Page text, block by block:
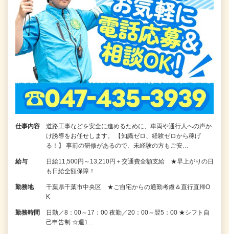
仕事内容
道路工事などを安全に進めるために、車両や通行人への声か
け誘導をお任せします。 【知識ゼロ、経験ゼロから稼げ
る！】 事前の研修があるので、未経験の方もご安…
給与
日給11,500円～13,210円＋交通費全額支給 ★早上がりの日
も日給全額保障！
勤務地
千葉県千葉市中央区 ★ご自宅からの通勤考慮＆直行直帰O
K
勤務時間
日勤／8：00～17：00 夜勤／20：00～翌5：00 ★シフト自
己申告制 ☆週1…